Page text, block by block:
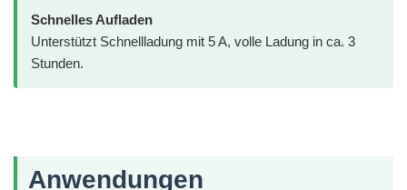
Schnelles Aufladen
Unterstützt Schnellladung mit 5 A, volle Ladung in ca. 3
Stunden.
Anwendungen